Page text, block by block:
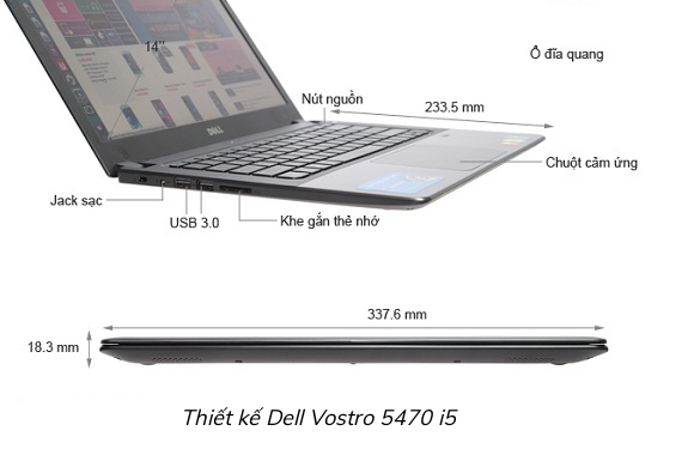
Thiết kế Dell Vostro 5470 i5